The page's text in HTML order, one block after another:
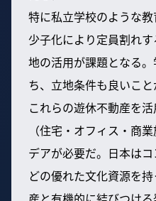
特に私立学校のような教
少子化により定員割れ
地の活用が課題となる
ち、立地条件も良いこと
これらの遊休不動産を
（住宅・オフィス・商
デアが必要だ。日本は
どの優れた文化資源を